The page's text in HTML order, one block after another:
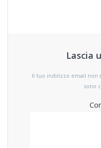
Lascia
Il tuo indirizzo email non
sono